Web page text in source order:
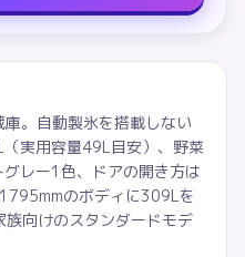
。自動製氷を搭載しない
実用容量49L目安）、野菜
レー1色、ドアの開き方は
のボディに309Lを
向けのスタンダードモデ